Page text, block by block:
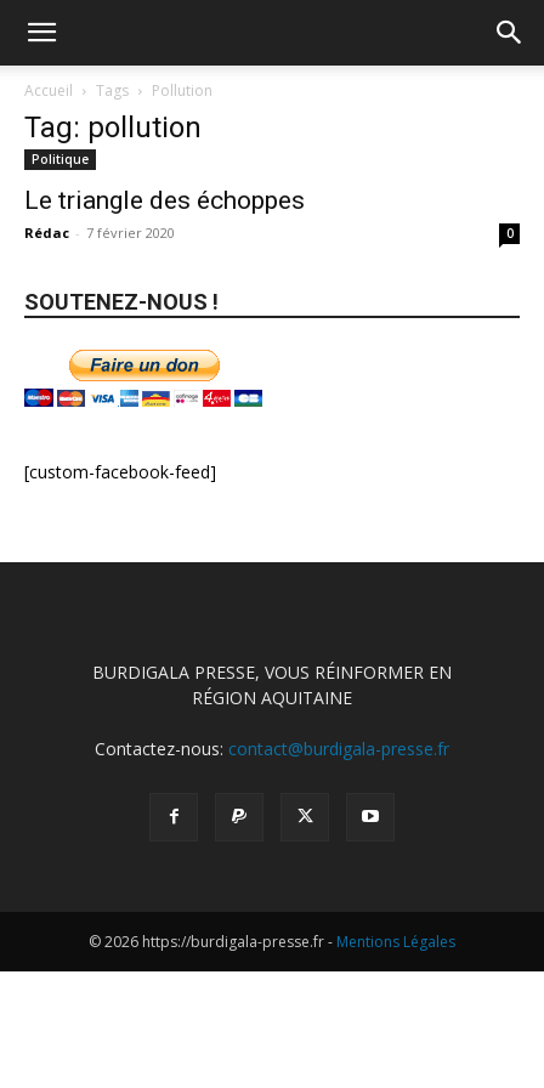
Accueil Tags Pollution
Tag: pollution
Politique
Le triangle des échoppes
Rédac - 7 février 2020 0
SOUTENEZ-NOUS !
[custom-facebook-feed]
BURDIGALA PRESSE, VOUS RÉINFORMER EN
RÉGION AQUITAINE
Contactez-nous: contact@burdigala-presse.fr
© 2026 https://burdigala-presse.fr - Mentions Légales